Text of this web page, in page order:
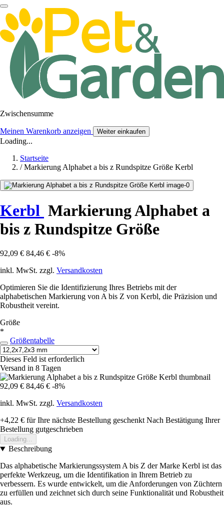
Zwischensumme
Meinen Warenkorb anzeigen Weiter einkaufen
Loading...
Startseite
/ Markierung Alphabet a bis z Rundspitze Größe Kerbl
Kerbl Markierung Alphabet a
bis z Rundspitze Größe
92,09 € 84,46 € -8%
inkl. MwSt. zzgl. Versandkosten
Optimieren Sie die Identifizierung Ihres Betriebs mit der
alphabetischen Markierung von A bis Z von Kerbl, die Präzision und
Robustheit vereint.
Größe
*
Größentabelle
Dieses Feld ist erforderlich
Versand in 8 Tagen
92,09 € 84,46 € -8%
inkl. MwSt. zzgl. Versandkosten
+4,22 € für Ihre nächste Bestellung geschenkt Nach Bestätigung Ihrer
Bestellung gutgeschrieben
Loading...
Beschreibung
Das alphabetische Markierungssystem A bis Z der Marke Kerbl ist das
perfekte Werkzeug, um die Identifikation in Ihrem Betrieb zu
verbessern. Es wurde entwickelt, um die Anforderungen von Züchtern
zu erfüllen und zeichnet sich durch seine Funktionalität und Robustheit
aus.